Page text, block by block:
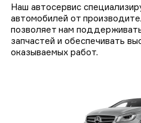
Наш автосервис
автомобилей от
позволяет нам
запчастей и обеспечивать
оказываемых работ.